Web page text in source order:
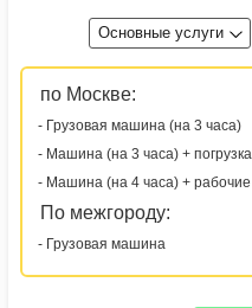
Основные услуги
по Москве:
- Грузовая машина (на 3 часа)
- Машина (на 3 часа) + погрузка
- Машина (на 4 часа) + рабочие
По межгороду:
- Грузовая машина